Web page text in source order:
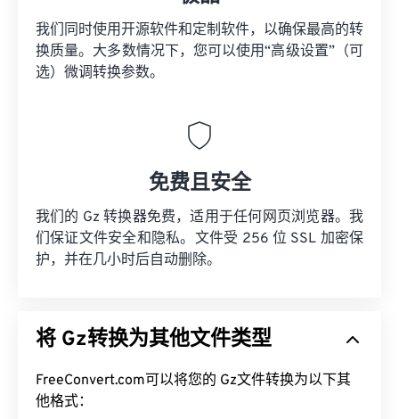
我们同时使用开源软件和定制软件，以确保最高的转
换质量。大多数情况下，您可以使用“高级设置”（可
选）微调转换参数。
免费且安全
我们的 Gz 转换器免费，适用于任何网页浏览器。我
们保证文件安全和隐私。文件受 256 位 SSL 加密保
护，并在几小时后自动删除。
将 Gz转换为其他文件类型
FreeConvert.com可以将您的 Gz文件转换为以下其
他格式：